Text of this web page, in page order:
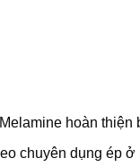
hoàn thiện
chuyên dụng ép